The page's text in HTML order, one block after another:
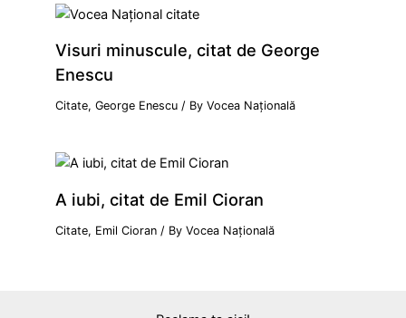
Visuri minuscule, citat de George
Enescu
Citate,George Enescu / ByVocea Națională
A iubi, citat de Emil Cioran
Citate, Emil Cioran / ByVocea Națională